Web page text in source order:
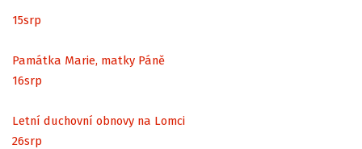
15srp
Památka Marie, matky Páně
16srp
Letní duchovní obnovy na Lomci
26srp